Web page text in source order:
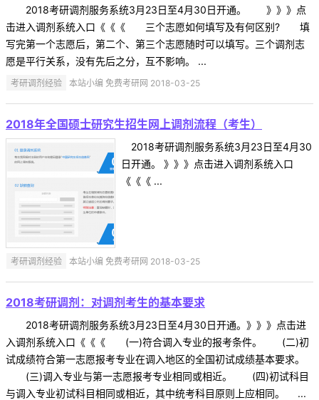
2018考研调剂服务系统3月23日至4月30日开通。 》》》点
击进入调剂系统入口《《《 三个志愿如何填写及有何区别? 填
写完第一个志愿后，第二个、第三个志愿随时可以填写。三个调剂志
愿是平行关系，没有先后之分，互不影响。 ...
考研调剂经验 本站小编 免费考研网 2018-03-25
2018年全国硕士研究生招生网上调剂流程（考生）
2018考研调剂服务系统3月23日至4月30
日开通。 》》》点击进入调剂系统入口
《《《 ...
考研调剂经验 本站小编 免费考研网 2018-03-25
2018考研调剂：对调剂考生的基本要求
2018考研调剂服务系统3月23日至4月30日开通。》》》点击进
入调剂系统入口《《《 (一)符合调入专业的报考条件。 (二)初
试成绩符合第一志愿报考专业在调入地区的全国初试成绩基本要求。
(三)调入专业与第一志愿报考专业相同或相近。 (四)初试科目
与调入专业初试科目相同或相近，其中统考科目原则上应相同。 ...